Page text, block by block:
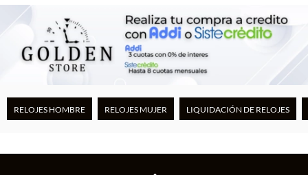
RELOJES HOMBRE RELOJES MUJER LIQUIDACIÓN DE RELOJES